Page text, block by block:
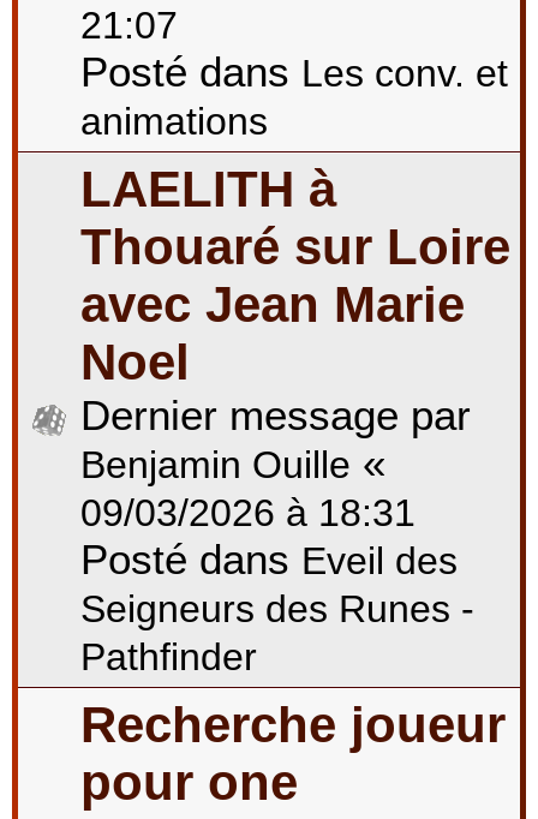
21:07
Posté dans Les conv. et
animations
LAELITH à
Thouaré sur Loire
avec Jean Marie
Noel
Dernier message par
Benjamin Ouille «
09/03/2026 à 18:31
Posté dans Eveil des
Seigneurs des Runes -
Pathfinder
Recherche joueur
pour one